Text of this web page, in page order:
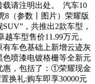
载请注明出处。 汽车10
8（参数丨图片）荣耀版
，共推出2款车型，
车型售价11.99万元。
车色基础上新增云迹灰
喷漆电镀格栅等全新元
惠，包括了：①荣耀现金
换礼:购车即享30000元